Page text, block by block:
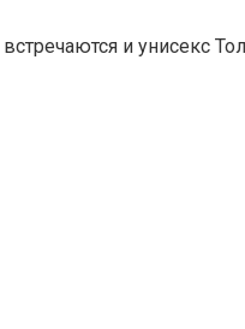
и унисекс